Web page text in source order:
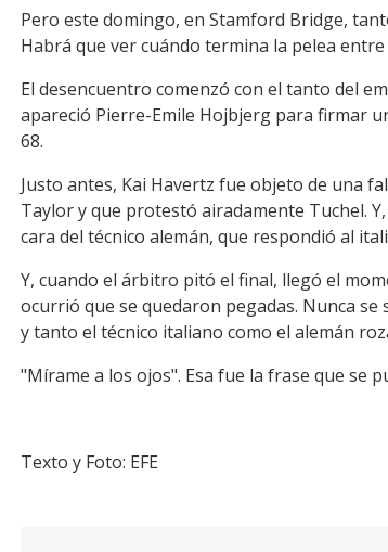
LinkPero este domingo, en Stamford Bridge,
Habrá que ver cuándo termina la pelea
El desencuentro comenzó con el tanto del
apareció Pierre-Emile Hojbjerg para firmar
68.
Justo antes, Kai Havertz fue objeto de una
Taylor y que protestó airadamente Tuchel.
cara del técnico alemán, que respondió al
Y, cuando el árbitro pitó el final, llegó el
ocurrió que se quedaron pegadas. Nunca
y tanto el técnico italiano como el alemán
"Mírame a los ojos". Esa fue la frase que se
Texto y Foto: EFE